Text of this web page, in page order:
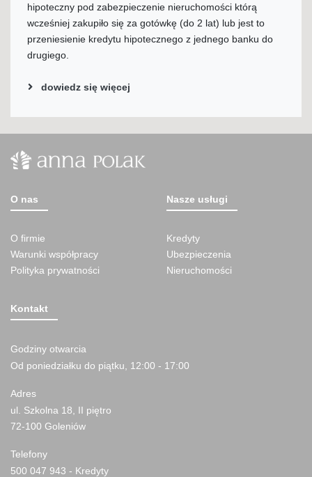
hipoteczny pod zabezpieczenie nieruchomości którą
wcześniej zakupiło się za gotówkę (do 2 lat) lub jest to
przeniesienie kredytu hipotecznego z jednego banku do
drugiego.
dowiedz się więcej
O nas
O firmie
Warunki współpracy
Polityka prywatności
Nasze usługi
Kredyty
Ubezpieczenia
Nieruchomości
Kontakt
Godziny otwarcia
Od poniedziałku do piątku, 12:00 - 17:00
Adres
ul. Szkolna 18, II piętro
72-100 Goleniów
Telefony
500 047 943 - Kredyty